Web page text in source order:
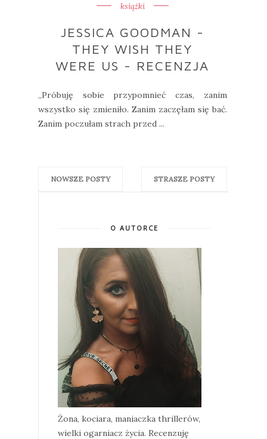
książki
JESSICA GOODMAN -
THEY WISH THEY
WERE US - RECENZJA
„Próbuję sobie przypomnieć czas, zanim
wszystko się zmieniło. Zanim zaczęłam się bać.
Zanim poczułam strach przed ...
NOWSZE POSTY STRASZE POSTY
O AUTORCE
Żona, kociara, maniaczka thrillerów,
wielki ogarniacz życia. Recenzuję